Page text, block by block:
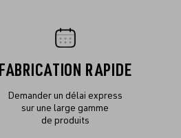
FABRICATION RAPIDE
Demander un délai express
sur une large gamme
de produits